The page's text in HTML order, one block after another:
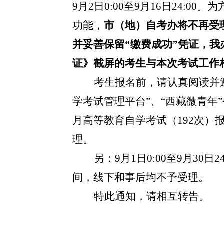
9月 2 日 0:00至9月16日24:00。为
功能， 市（地）自考办将不再受
并妥善保留“缴费成功”凭证，我
证》截屏的考生与本次考试工作
考生报名前，请认真阅读并
学考试管理平台”、“西藏微青年
月高等教育自学考试（192次）
理。
另： 9月1日0:00至9月30日
间，线下和事后均不予受理。
特此通知，请相互转告。